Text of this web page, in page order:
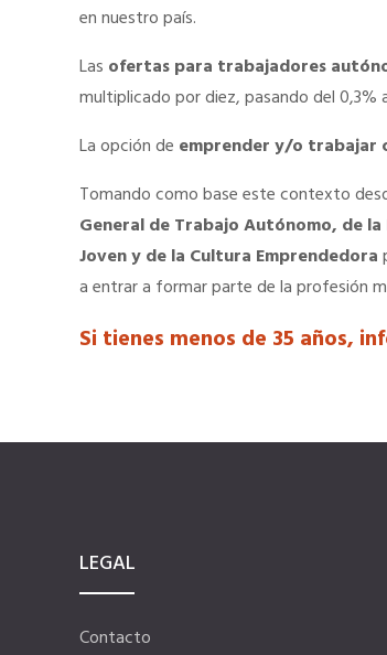
en nuestro país.
Las ofertas para trabajadores
multiplicado por diez, pasando del 0,3%
La opción de emprender y/o trabajar
Tomando como base este contexto
General de Trabajo Autónomo, de la
Joven y de la Cultura Emprendedora
a entrar a formar parte de la profesión
Si tienes menos de 35 años,
LEGAL
Contacto